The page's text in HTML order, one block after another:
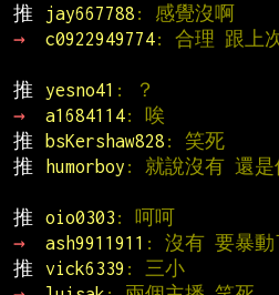
推
jay667788 : 感覺沒啊
→
c0922949774: 合理 跟上
推
yesno41 : ？
→
a1684114: 唉
推
bsKershaw828 : 笑死
推
humorboy : 就說沒有 還是
推
oio0303 : 呵呵
→
ash9911911 : 沒有 要暴動
推
vick6339 : 三小